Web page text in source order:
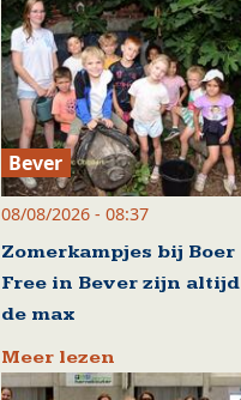
Bever
08/08/2026 - 08:37
Zomerkampjes bij Boer
Free in Bever zijn altijd
de max
Meer lezen